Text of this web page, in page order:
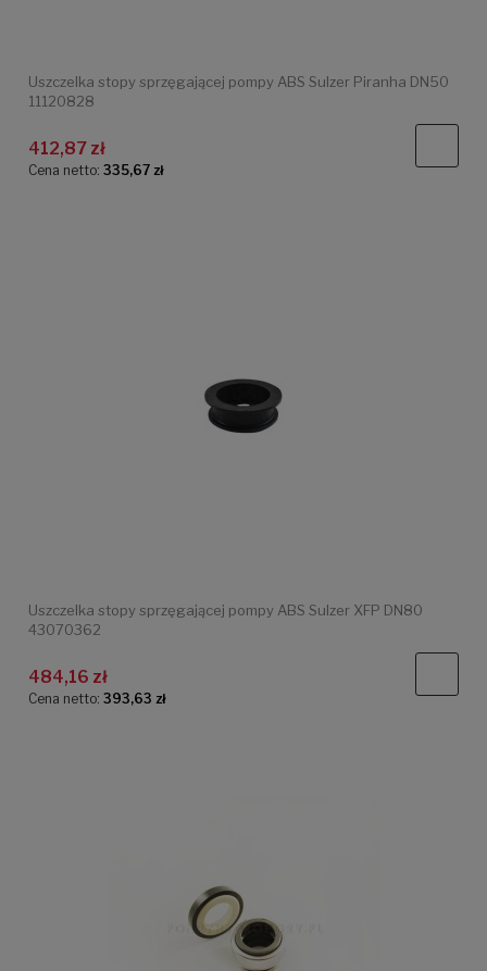
Uszczelka stopy sprzęgającej pompy ABS Sulzer Piranha DN50
11120828
412,87 zł
Cena netto: 335,67 zł
Uszczelka stopy sprzęgającej pompy ABS Sulzer XFP DN80
43070362
484,16 zł
Cena netto: 393,63 zł